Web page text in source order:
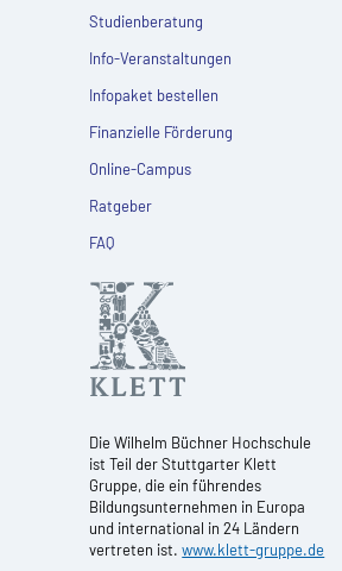
Studienberatung
Info-Veranstaltungen
Infopaket bestellen
Finanzielle Förderung
Online-Campus
Ratgeber
FAQ
Die Wilhelm Büchner Hochschule
ist Teil der Stuttgarter Klett
Gruppe, die ein führendes
Bildungsunternehmen in Europa
und international in 24 Ländern
vertreten ist.www.klett-gruppe.de